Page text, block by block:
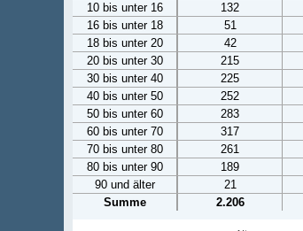
10 bis unter 16
132
16 bis unter 18
51
18 bis unter 20
42
20 bis unter 30
215
30 bis unter 40
225
40 bis unter 50
252
50 bis unter 60
283
60 bis unter 70
317
70 bis unter 80
261
80 bis unter 90
189
90 und älter
21
Summe
2.206